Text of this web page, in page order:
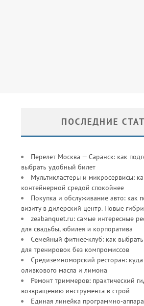
ПОСЛЕДНИЕ
Перелет Москва — Саранск: как
выбрать удобный билет
Мультикластеры и микросервисы:
контейнерной средой спокойнее
Покупка и обслуживание авто: как
визиту в дилерский центр. Новые
zeabanquet.ru: самые интересные
для свадьбы, юбилея и корпоратива
Семейный фитнес-клуб: как выбрать
для тренировок без компромиссов
Средиземноморский ресторан:
оливкового масла и лимона
Ремонт триммеров: практический
возвращению инструмента в строй
Единая линейка программно-